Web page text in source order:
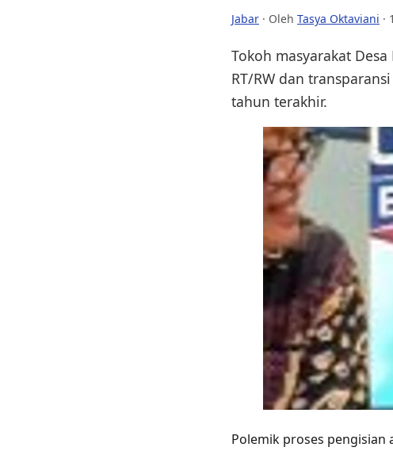
Jabar · Oleh Tasya Oktaviani ·
Tokoh masyarakat
RT/RW dan
tahun terakhir.
Polemik proses pengisian